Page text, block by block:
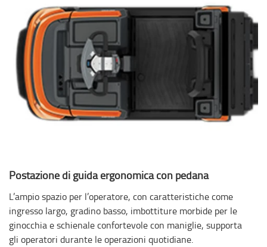
Postazione di guida ergonomica con pedana
L’ampio spazio per l’operatore, con caratteristiche come
ingresso largo, gradino basso, imbottiture morbide per le
ginocchia e schienale confortevole con maniglie, supporta
gli operatori durante le operazioni quotidiane.